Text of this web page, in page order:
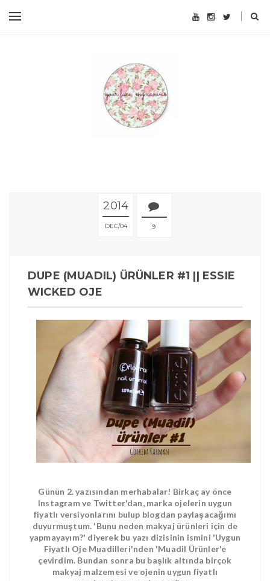
2014
DEC 04 9
DUPE (MUADIL) ÜRÜNLER #1 || ESSIE
WICKED OJE
Günün 2. yazısından merhabalar! Birkaç ay önce
Instagram ve Twitter'dan, marka ojelerin uygun
fiyatlı versiyonlarını bulup blogdan paylaşacağımı
duyurmuştum. 'Bunu neden makyaj ürünleri için de
yapmayayım?' diyerek bu yazı dizisinin ismini 'Uygun
Fiyatlı Oje Muadilleri'nden 'Muadil Ürünler'e
çevirdim. Bundan sonra bu başlık altında birçok
makyaj malzemesi ve ojenin uygun fiyatlı